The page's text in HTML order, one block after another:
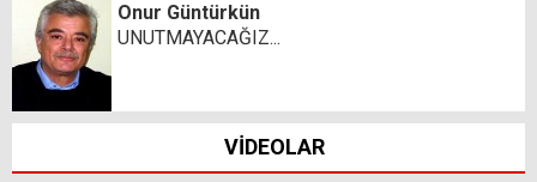
Onur Güntürkün
UNUTMAYACAĞIZ...
VİDEOLAR